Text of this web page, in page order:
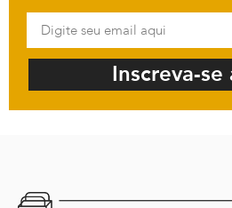
Inscreva-se